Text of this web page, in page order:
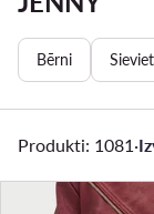
Bērni
Produkti: 1081 ·